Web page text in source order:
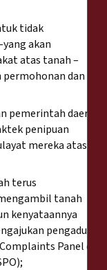
tidak
akan
atas tanah –
permohonan dan
pemerintah daerah
penipuan
mereka atas
terus
tanah
kenyataannya
pengaduan
Panel dari